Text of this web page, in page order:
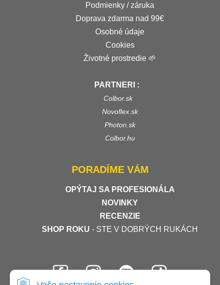
Podmienky / záruka
Doprava zdarma nad 99€
Osobné údaje
Cookies
Životné prostredie 🌱
PARTNERI :
Colbor.sk
Novoflex.sk
Photon.sk
Colbor.hu
PORADÍME VÁM
OPÝTAJ SA PROFESIONÁLA
NOVINKY
RECENZIE
SHOP ROKU - STE V DOBRÝCH RUKÁCH